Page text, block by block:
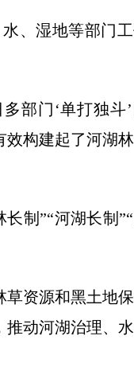
、湿地等部门
部门‘单打独斗
效构建起了河湖
制”“河湖长制
草资源和黑土地
推动河湖治理、